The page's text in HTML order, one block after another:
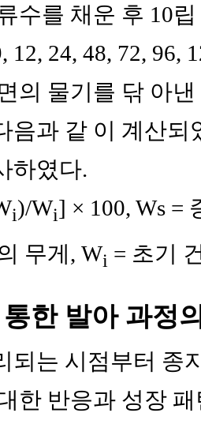
수를 채운 후 10
12, 24, 48, 72,
의 물기를 닦 아
음과 같 이 계산
하였다.
i)/Wi] × 100, Ws =
무게, Wi = 초기
한 발아 과정
되는 시점부터 종
한 반응과 성장